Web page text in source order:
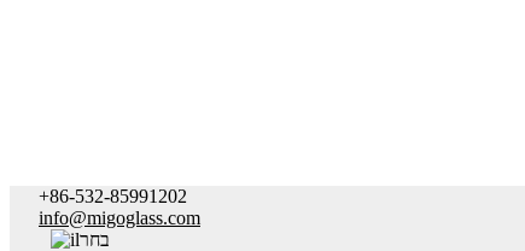
+86-532-85991202
info@migoglass.com
בחר